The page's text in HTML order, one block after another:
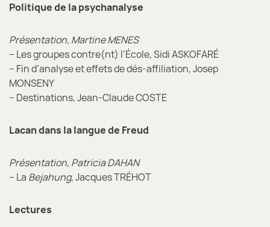
Politique de la psychanalyse
Présentation, Martine MENES
– Les groupes contre(nt) l’École, Sidi ASKOFARÉ
– Fin d’analyse et effets de dés-affiliation, Josep
MONSENY
– Destinations, Jean-Claude COSTE
Lacan dans la langue de Freud
Présentation, Patricia DAHAN
– La Bejahung, Jacques TRÉHOT
Lectures